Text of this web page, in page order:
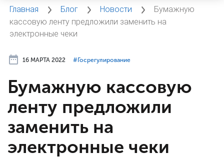
Главная Блог Новости
Бумажную
кассовую ленту предложили заменить на
электронные чеки
16 МАРТА 2022 #⁣Госрегулирование
Бумажную кассовую
ленту предложили
заменить на
электронные чеки